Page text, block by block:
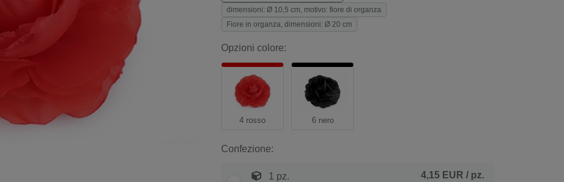
dimensioni: Ø 10,5 cm, motivo: fiore di organza
Fiore in organza, dimensioni: Ø 20 cm
Opzioni colore:
4 rosso 6 nero
Confezione:
1 pz. 4,15 EUR / pz.